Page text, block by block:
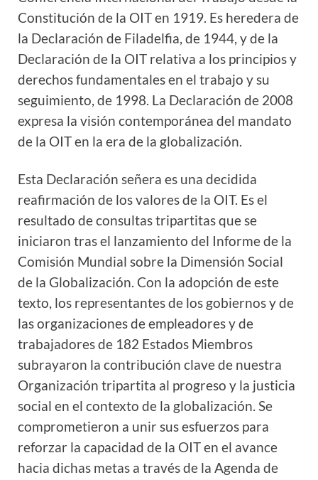
Constitución de la OIT en 1919. Es heredera de
la Declaración de Filadelfia, de 1944, y de la
Declaración de la OIT relativa a los principios y
derechos fundamentales en el trabajo y su
seguimiento, de 1998. La Declaración de 2008
expresa la visión contemporánea del mandato
de la OIT en la era de la globalización.
Esta Declaración señera es una decidida
reafirmación de los valores de la OIT. Es el
resultado de consultas tripartitas que se
iniciaron tras el lanzamiento del Informe de la
Comisión Mundial sobre la Dimensión Social
de la Globalización. Con la adopción de este
texto, los representantes de los gobiernos y de
las organizaciones de empleadores y de
trabajadores de 182 Estados Miembros
subrayaron la contribución clave de nuestra
Organización tripartita al progreso y la justicia
social en el contexto de la globalización. Se
comprometieron a unir sus esfuerzos para
reforzar la capacidad de la OIT en el avance
hacia dichas metas a través de la Agenda de